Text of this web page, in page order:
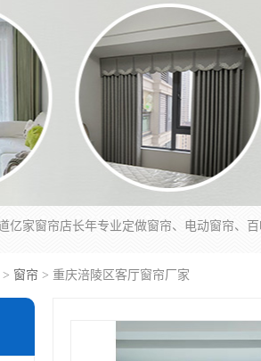
> 窗帘 > 重庆涪陵区客厅窗帘厂家